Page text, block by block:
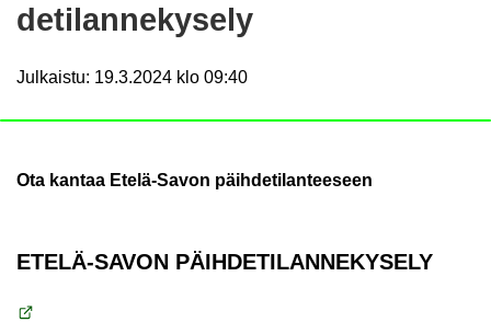
de­ti­lan­ne­ky­se­ly
Julkaistu: 19.3.2024 klo 09:40
Ota kan­taa Etelä-​Savon päih­de­ti­lan­tee­seen
ETELÄ-​SAVON PÄIH­DE­TI­LAN­NE­KY­SE­LY